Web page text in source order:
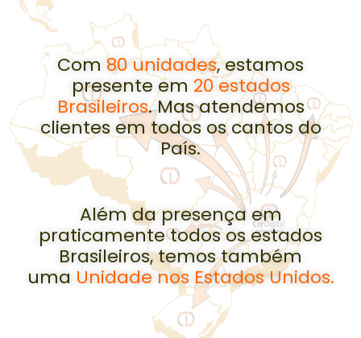
Com 80 unidades, estamos
presente em 20 estados
Brasileiros. Mas atendemos
clientes em todos os cantos do
País.
Além da presença em
praticamente todos os estados
Brasileiros, temos também
uma Unidade nos Estados Unidos.